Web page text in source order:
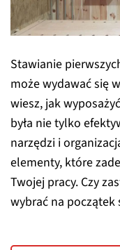
Stawianie
może wydawać się
wiesz, jak
była nie tylko
narzędzi i
elementy, które
Twojej pracy. Czy
wybrać na